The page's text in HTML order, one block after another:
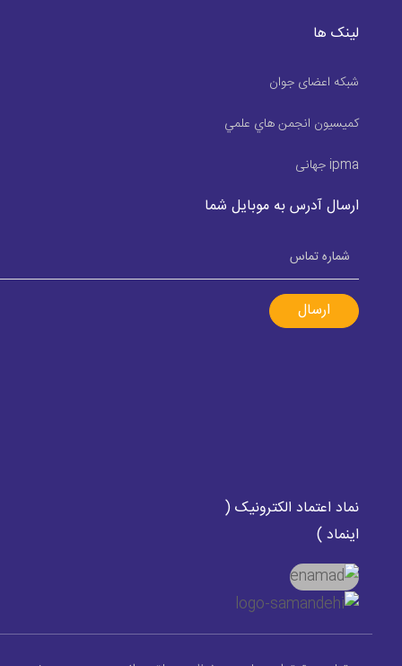
لینک ها
شبکه اعضای جوان
كميسيون انجمن هاي علمي
ipma جهانی
ارسال آدرس به موبایل شما
ارسال
نماد اعتماد الکترونیک (
اینماد )